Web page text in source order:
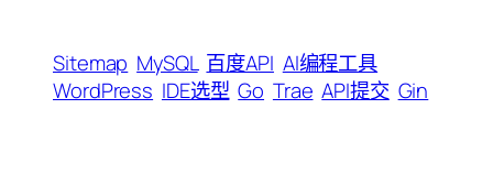
Sitemap MySQL 百度API AI编程工具
WordPress IDE选型 Go Trae API提交 Gin